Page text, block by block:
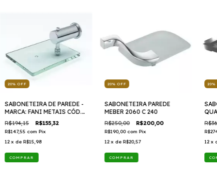
20%OFF
SABONETEIRA DE PAREDE -
MARCA: FANI METAIS CÓD.
4110 C48
R$194,15 R$155,32
R$147,55 com Pix
12 x de R$15,98
20%OFF
SABONETEIRA PAREDE
MEBER 2060 C 240
R$250,00 R$200,00
R$190,00 com Pix
12 x de R$20,57
20%
12 x